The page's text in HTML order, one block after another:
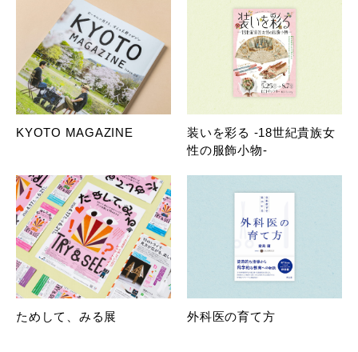
KYOTO MAGAZINE
装いを彩る -18世紀貴族女
性の服飾小物-
ためして、みる展 外科医の育て方